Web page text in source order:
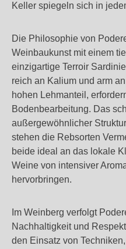
Keller spiegeln sich in
Die Philosophie von
Weinbaukunst mit einem
einzigartige Terroir
reich an Kalium und arm
hohen Lehmanteil,
Bodenbearbeitung. Das
außergewöhnlicher
stehen die Rebsorten
beide ideal an das lokale
Weine von intensiver
hervorbringen.
Im Weinberg verfolgt
Nachhaltigkeit und
den Einsatz von